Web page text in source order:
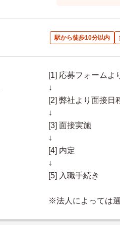
駅から徒歩10分以内
[1] 応募フォームよ
↓
[2] 弊社より面接日
↓
[3] 面接実施
↓
[4] 内定
↓
[5] 入職手続き
※法人によっては